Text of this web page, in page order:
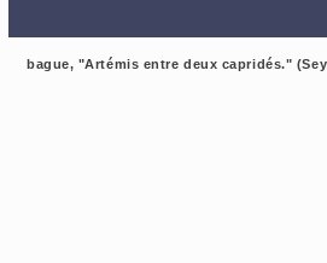
bague, "Artémis entre deux capridés."